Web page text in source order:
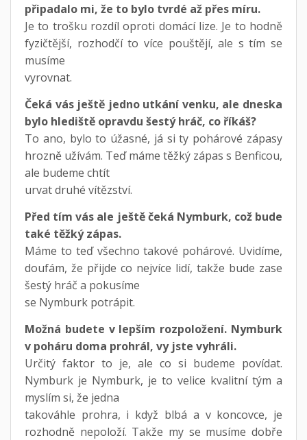
připadalo mi, že to bylo tvrdé až přes míru.
Je to trošku rozdíl oproti domácí lize. Je to hodně
fyzičtější, rozhodčí to více pouštějí, ale s tím se
musíme
vyrovnat.
Čeká vás ještě jedno utkání venku, ale dneska
bylo hlediště opravdu šestý hráč, co říkáš?
To ano, bylo to úžasné, já si ty pohárové zápasy
hrozně užívám. Teď máme těžký zápas s Benficou,
ale budeme chtít
urvat druhé vítězství.
Před tím vás ale ještě čeká Nymburk, což bude
také těžký zápas.
Máme to teď všechno takové pohárové. Uvidíme,
doufám, že přijde co nejvíce lidí, takže bude zase
šestý hráč a pokusíme
se Nymburk potrápit.
Možná budete v lepším rozpoložení. Nymburk
v poháru doma prohrál, vy jste vyhráli.
Určitý faktor to je, ale co si budeme povídat.
Nymburk je Nymburk, je to velice kvalitní tým a
myslím si, že jedna
takováhle prohra, i když blbá a v koncovce, je
rozhodně nepoloží. Takže my se musíme dobře